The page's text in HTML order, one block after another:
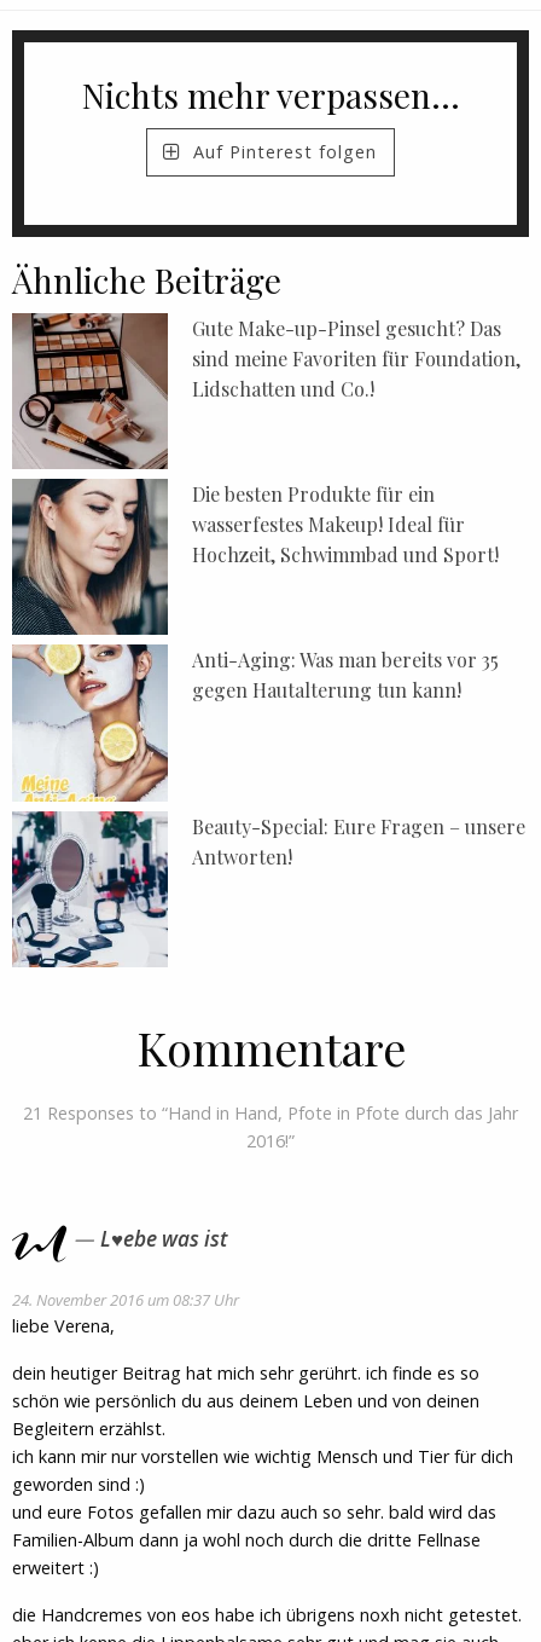
Nichts mehr verpassen...
Auf Pinterest folgen
Ähnliche Beiträge
Gute Make-up-Pinsel gesucht? Das
sind meine Favoriten für Foundation,
Lidschatten und Co.!
Die besten Produkte für ein
wasserfestes Makeup! Ideal für
Hochzeit, Schwimmbad und Sport!
Anti-Aging: Was man bereits vor 35
gegen Hautalterung tun kann!
Beauty-Special: Eure Fragen – unsere
Antworten!
Kommentare
21 Responses to “Hand in Hand, Pfote in Pfote durch das Jahr
2016!”
L♥ebe was ist
24. November 2016 um 08:37 Uhr
liebe Verena,
dein heutiger Beitrag hat mich sehr gerührt. ich finde es so
schön wie persönlich du aus deinem Leben und von deinen
Begleitern erzählst.
ich kann mir nur vorstellen wie wichtig Mensch und Tier für dich
geworden sind :)
und eure Fotos gefallen mir dazu auch so sehr. bald wird das
Familien-Album dann ja wohl noch durch die dritte Fellnase
erweitert :)
die Handcremes von eos habe ich übrigens noxh nicht getestet.